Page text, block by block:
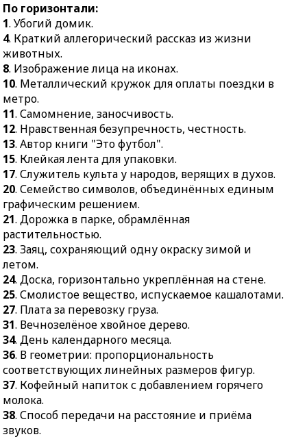
растительностью.
23.Заяц, сохраняющий
одну окраску зимой и
летом.
24.Доска, горизонтально
укреплённая на стене.
25.Смолистое вещество,
испускаемое
кашалотами.
27.Плата за перевозку
груза.
31.Вечнозелёное
хвойное дерево.
34.День календарного
месяца.
36.В геометрии:
пропорциональность
соответствующих
линейных размеров
фигур.
37.Кофейный напиток с
добавлением горячего
молока.
38.Способ передачи на
расстояние и приёма
звуков.
18.
произведение,
предназначенное для
литургии.
19.Передвижение
орудия вперёд после
отката его при выстреле.
20.Острый охранник
прекрасной розы
Маленького принца.
22.
помещение.
26.Натуральный
стимулятор из улья.
28.Ковбойские
спортивные состязания.
29.
землю задняя часть
орудийного лафета или
задняя часть станка
пулемёта.
30.Твёрдое кератиновое
образование на
конечностях хищных
По горизонтали:
1. Убогий домик.
4. Краткий аллегорический рассказ из жизни
животных.
8. Изображение лица на иконах.
10. Металлический кружок для оплаты поездки в
метро.
11. Самомнение, заносчивость.
12. Нравственная безупречность, честность.
13. Автор книги "Это футбол".
15. Клейкая лента для упаковки.
17. Служитель культа у народов, верящих в духов.
20. Семейство символов, объединённых единым
графическим решением.
21. Дорожка в парке, обрамлённая
растительностью.
23. Заяц, сохраняющий одну окраску зимой и
летом.
24. Доска, горизонтально укреплённая на стене.
25. Смолистое вещество, испускаемое кашалотами.
27. Плата за перевозку груза.
31. Вечнозелёное хвойное дерево.
34. День календарного месяца.
36. В геометрии: пропорциональность
соответствующих линейных размеров фигур.
37. Кофейный напиток с добавлением горячего
молока.
38. Способ передачи на расстояние и приёма
звуков.